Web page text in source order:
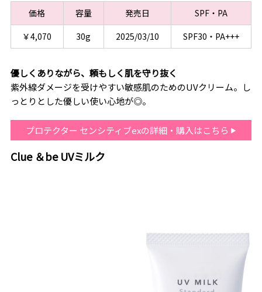
価格 容量 発売日
SPF・PA
￥4,070
30g 2025/03/10 SPF30・PA+++
優しくありながら、頼もしく肌を守り抜く
紫外線ダメージを受けやすい敏感肌のためのUVクリーム。し
っとりとした優しい使い心地が◎。
プロテクター センシティブexの詳細・購入はこちら
Clue ＆be UVミルク